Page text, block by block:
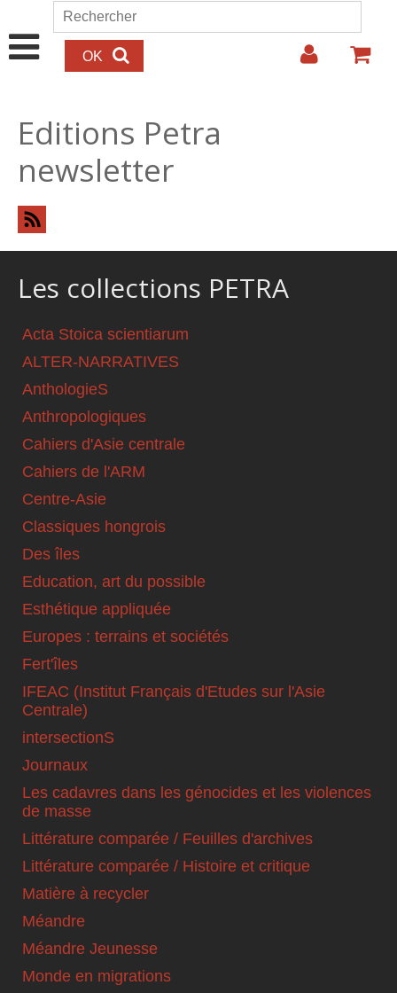
Aller au contenu principal
Formulaire de recherche
Rechercher
Editions Petra
newsletter
Les collections PETRA
Acta Stoica scientiarum
ALTER-NARRATIVES
AnthologieS
Anthropologiques
Cahiers d'Asie centrale
Cahiers de l'ARM
Centre-Asie
Classiques hongrois
Des îles
Education, art du possible
Esthétique appliquée
Europes : terrains et sociétés
Fert'îles
IFEAC (Institut Français d'Etudes sur l'Asie
Centrale)
intersectionS
Journaux
Les cadavres dans les génocides et les violences
de masse
Littérature comparée / Feuilles d'archives
Littérature comparée / Histoire et critique
Matière à recycler
Méandre
Méandre Jeunesse
Monde en migrations